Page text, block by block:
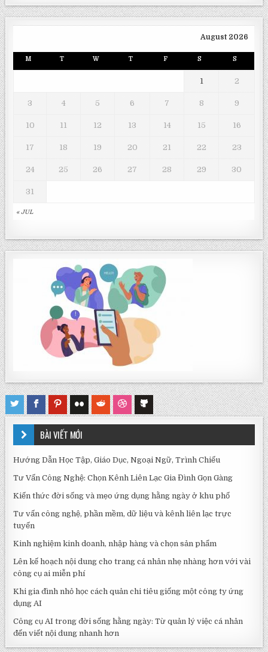
August 2026
M T W T F S S
« JUL
1 2
3 4 5 6 7 8 9
10 11 12 13 14 15 16
17 18 19 20 21 22 23
24 25 26 27 28 29 30
31
BÀI VIẾT MỚI
Hướng Dẫn Học Tập, Giáo Dục, Ngoại Ngữ, Trình Chiếu
Tư Vấn Công Nghệ: Chọn Kênh Liên Lạc Gia Đình Gọn Gàng
Kiến thức đời sống và mẹo ứng dụng hằng ngày ở khu phố
Tư vấn công nghệ, phần mềm, dữ liệu và kênh liên lạc trực
tuyến
Kinh nghiệm kinh doanh, nhập hàng và chọn sản phẩm
Lên kế hoạch nội dung cho trang cá nhân nhẹ nhàng hơn với vài
công cụ ai miễn phí
Khi gia đình nhỏ học cách quản chi tiêu giống một công ty ứng
dụng AI
Công cụ AI trong đời sống hằng ngày: Từ quản lý việc cá nhân
đến viết nội dung nhanh hơn